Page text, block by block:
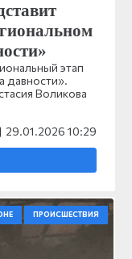
этап
давности».
Воликова
29.01.2026 10:29
ПРОИСШЕСТВИЯ